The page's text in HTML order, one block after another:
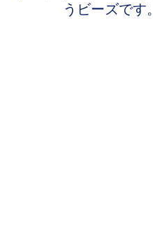
うビーズです。